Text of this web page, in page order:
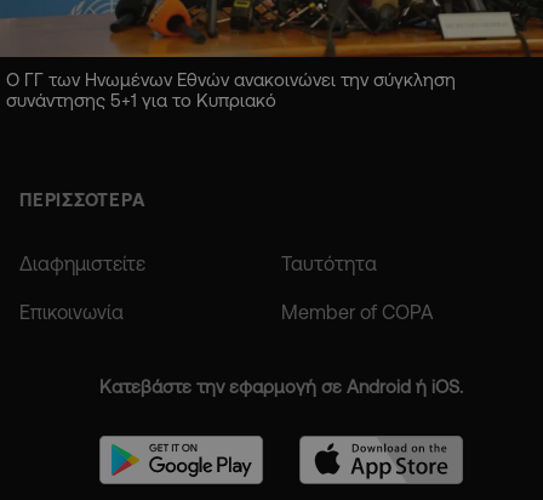
Ο ΓΓ των Ηνωμένων Εθνών ανακοινώνει την σύγκληση
συνάντησης 5+1 για το Κυπριακό
ΠΕΡΙΣΣΟΤΕΡΑ
Διαφημιστείτε Ταυτότητα
Επικοινωνία Member of COPA
Κατεβάστε την εφαρμογή σε Android ή iOS.